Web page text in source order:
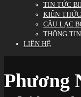
TIN TỨC
KIẾN
CÂU LẠC
THÔNG
LIÊN HỆ
Phương